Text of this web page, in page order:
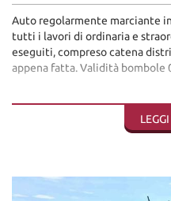
Auto regolarmente marciante
tutti i lavori di ordinaria e
eseguiti, compreso catena
appena fatta. Validità bombole
di Sant'angelo in vado (PU)
I nostri usati sono